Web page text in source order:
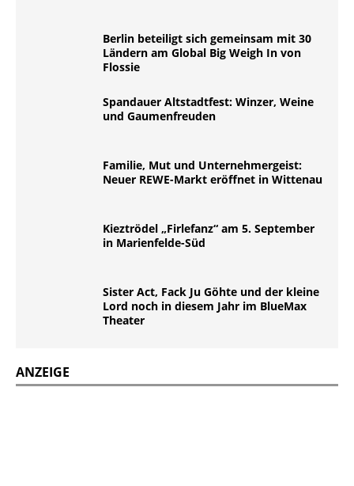
Berlin beteiligt sich gemeinsam mit 30
Ländern am Global Big Weigh In von
Flossie
Spandauer Altstadtfest: Winzer, Weine
und Gaumenfreuden
Familie, Mut und Unternehmergeist:
Neuer REWE-Markt eröffnet in Wittenau
Kieztrödel „Firlefanz“ am 5. September
in Marienfelde-Süd
Sister Act, Fack Ju Göhte und der kleine
Lord noch in diesem Jahr im BlueMax
Theater
ANZEIGE